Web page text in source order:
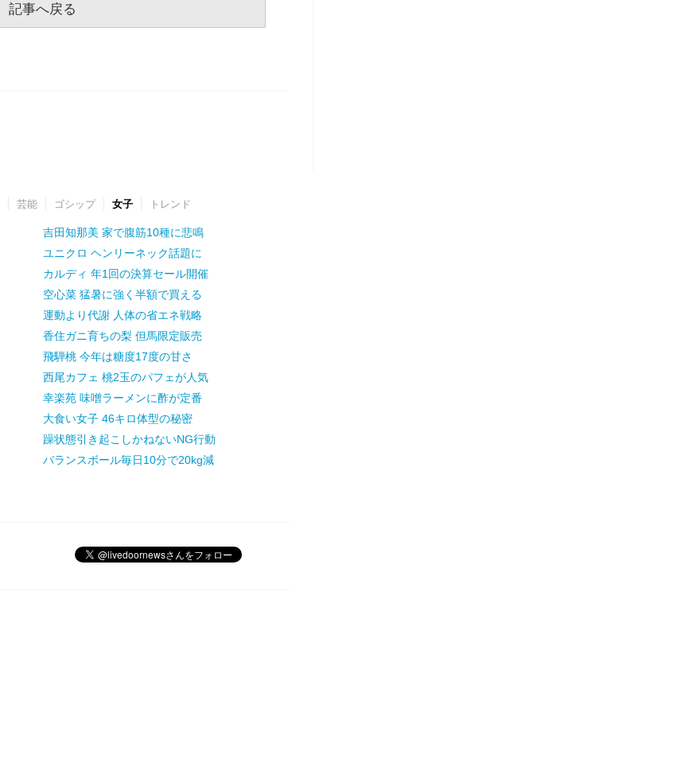
記事へ戻る
芸能 ゴシップ 女子 トレンド
吉田知那美 家で腹筋10種に悲鳴
ユニクロ ヘンリーネック話題に
カルディ 年1回の決算セール開催
空心菜 猛暑に強く半額で買える
運動より代謝 人体の省エネ戦略
香住ガニ育ちの梨 但馬限定販売
飛騨桃 今年は糖度17度の甘さ
西尾カフェ 桃2玉のパフェが人気
幸楽苑 味噌ラーメンに酢が定番
大食い女子 46キロ体型の秘密
躁状態引き起こしかねないNG行動
バランスボール毎日10分で20kg減